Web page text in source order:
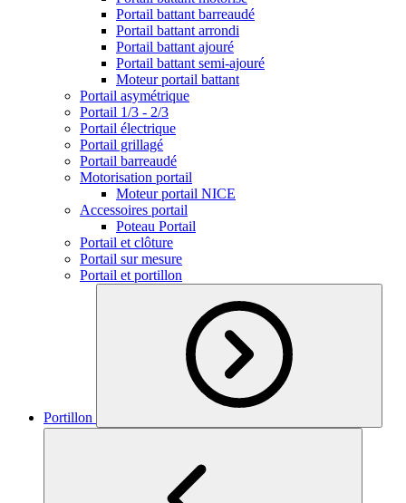
Portail battant barreaudé
Portail battant arrondi
Portail battant ajouré
Portail battant semi-ajouré
Moteur portail battant
Portail asymétrique
Portail 1/3 - 2/3
Portail électrique
Portail grillagé
Portail barreaudé
Motorisation portail
Moteur portail NICE
Accessoires portail
Poteau Portail
Portail et clôture
Portail sur mesure
Portail et portillon
Portillon